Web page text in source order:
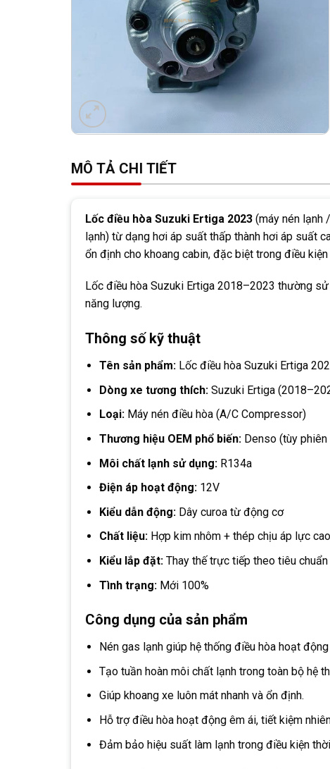
MÔ TẢ CHI TIẾT
Lốc điều hòa Suzuki Ertiga 2023(máy nén lạnh
lạnh) từ dạng hơi áp suất thấp thành hơi áp suất
ổn định cho khoang cabin, đặc biệt trong điều
Lốc điều hòa Suzuki Ertiga 2018–2023 thường
năng lượng.
Thông số kỹ thuật
Tên sản phẩm: Lốc điều hòa Suzuki Ertiga
Dòng xe tương thích: Suzuki Ertiga
Loại: Máy nén điều hòa (A/C Compressor)
Thương hiệu OEM phổ biến: Denso (tùy phiên
Môi chất lạnh sử dụng: R134a
Điện áp hoạt động: 12V
Kiểu dẫn động: Dây curoa từ động cơ
Chất liệu: Hợp kim nhôm + thép chịu áp lực cao
Kiểu lắp đặt: Thay thế trực tiếp theo tiêu
Tình trạng: Mới 100%
Công dụng của sản phẩm
Nén gas lạnh giúp hệ thống điều hòa hoạt
Tạo tuần hoàn môi chất lạnh trong toàn bộ hệ
Giúp khoang xe luôn mát nhanh và ổn định.
Hỗ trợ điều hòa hoạt động êm ái, tiết kiệm
Đảm bảo hiệu suất làm lạnh trong điều kiện